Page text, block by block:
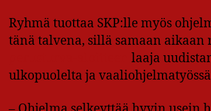
Ryhmä tuottaa SKP:lle myös
tänä talvena, sillä samaan
laaja
ulkopuolelta ja